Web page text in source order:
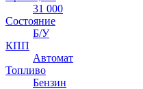
31 000
Состояние
Б/У
КПП
Автомат
Топливо
Бензин